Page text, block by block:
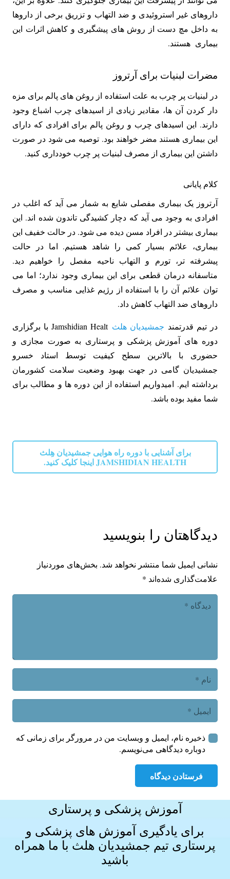
داروهای غیر استروئیدی و ضد التهاب و تزریق برخی از داروها
به داخل مچ دست از روش های پیشگیری و کاهش اثرات این
بیماری هستند.
مضرات لبنیات برای آرتروز
در لبنیات پر چرب به علت استفاده از روغن های پالم برای مزه
دار کردن آن ها، مقادیر زیادی از اسیدهای چرب اشباع وجود
دارند. این اسیدهای چرب و روغن پالم برای افرادی که دارای
این بیماری هستند مضر خواهند بود. توصیه می شود در صورت
داشتن این بیماری از مصرف لبنیات پر چرب خودداری کنید.
کلام پایانی
آرتروز یک بیماری مفصلی شایع به شمار می ‌آید که اغلب در
افرادی به وجود می آید که دچار کشیدگی تاندون شده‌ اند. این
بیماری بیشتر در افراد مسن دیده می شود. در حالت خفیف این
بیماری، علائم بسیار کمی را شاهد هستیم. اما در حالت
پیشرفته تر، تورم و التهاب ناحیه مفصل را خواهیم دید.
متاسفانه درمان قطعی برای این بیماری وجود ندارد؛ اما می
توان علائم آن را با استفاده از رژیم غذایی مناسب و مصرف
داروهای ضد التهاب کاهش داد.
در تیم قدرتمند جمشیدیان هلث
Jamshidian Healt با برگزاری
دوره های آموزش پزشکی و پرستاری به صورت مجازی و
حضوری با بالاترین سطح کیفیت توسط استاد خسرو
جمشیدیان گامی در جهت بهبود وضعیت سلامت کشورمان
برداشته ایم. امیدواریم استفاده از این دوره ها و مطالب برای
شما مفید بوده باشد.
برای آشنایی با دوره راه هوایی جمشیدیان هِلث
JAMSHIDIAN HEALTH اینجا کلیک کنید.
دیدگاهتان را بنویسید
نشانی ایمیل شما منتشر نخواهد شد. بخش‌های موردنیاز
علامت‌گذاری شده‌اند *
ذخیره نام، ایمیل و وبسایت من در مرورگر برای زمانی که
دوباره دیدگاهی می‌نویسم.
فرستادن دیدگاه
آموزش پزشکی و پرستاری
برای یادگیری آموزش های پزشکی و
پرستاری تیم جمشیدیان هلث با ما همراه
باشید